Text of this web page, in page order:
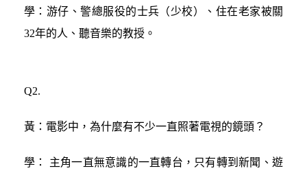
學：游仔、警總服役的士兵（少校）、住在老家被關
32年的人、聽音樂的教授。
Q2.
黃：電影中，為什麼有不少一直照著電視的鏡頭？
學： 主角一直無意識的一直轉台，只有轉到新聞、遊